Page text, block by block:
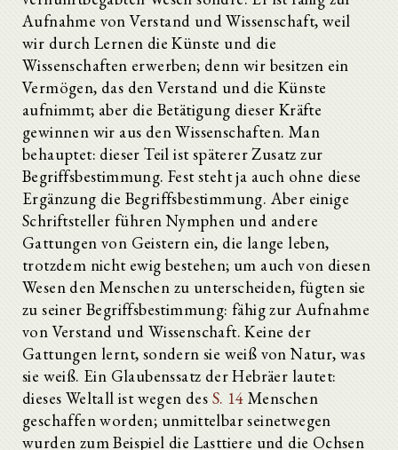
Aufnahme von Verstand und Wissenschaft, weil
wir durch Lernen die Künste und die
Wissenschaften erwerben; denn wir besitzen ein
Vermögen, das den Verstand und die Künste
aufnimmt; aber die Betätigung dieser Kräfte
gewinnen wir aus den Wissenschaften. Man
behauptet: dieser Teil ist späterer Zusatz zur
Begriffsbestimmung. Fest steht ja auch ohne diese
Ergänzung die Begriffsbestimmung. Aber einige
Schriftsteller führen Nymphen und andere
Gattungen von Geistern ein, die lange leben,
trotzdem nicht ewig bestehen; um auch von diesen
Wesen den Menschen zu unterscheiden, fügten sie
zu seiner Begriffsbestimmung: fähig zur Aufnahme
von Verstand und Wissenschaft. Keine der
Gattungen lernt, sondern sie weiß von Natur, was
sie weiß. Ein Glaubenssatz der Hebräer lautet:
dieses Weltall ist wegen des S. 14 Menschen
geschaffen worden; unmittelbar seinetwegen
wurden zum Beispiel die Lasttiere und die Ochsen